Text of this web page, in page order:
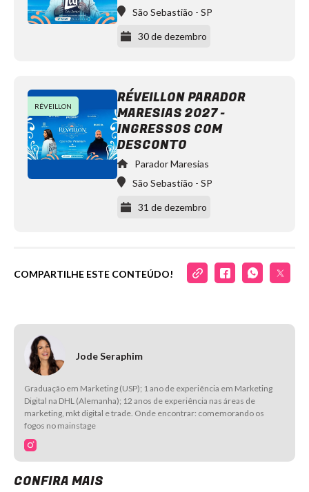
São Sebastião - SP
30 de dezembro
Parador
Maresias https://www.instagram.com/paradormaresias/
RÉVEILLON
RÉVEILLON PARADOR
MARESIAS 2027 -
INGRESSOS COM
DESCONTO
Parador Maresias
São Sebastião - SP
31 de dezembro
Maresias
COMPARTILHE ESTE CONTEÚDO!
Jode Seraphim
Graduação em Marketing (USP); 1 ano de experiência em Marketing
Digital na DHL (Alemanha); 12 anos de experiência nas áreas de
marketing, mkt digital e trade. Onde encontrar: comemorando os
fogos no mainstage
CONFIRA MAIS